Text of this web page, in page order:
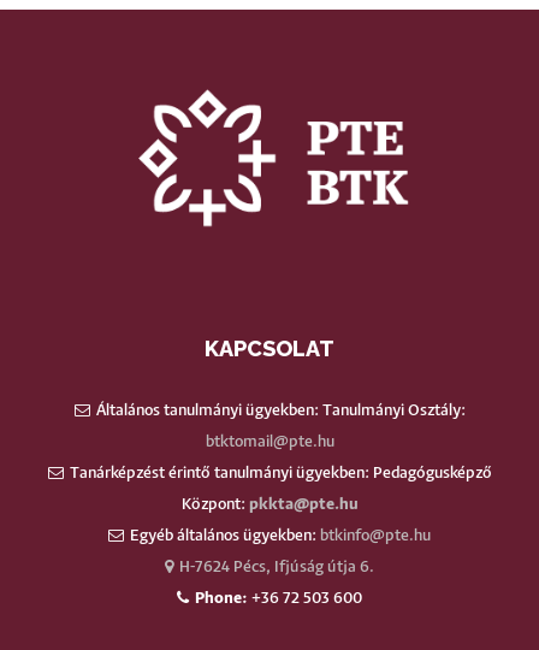
KAPCSOLAT
Általános tanulmányi ügyekben: Tanulmányi Osztály:
btktomail@pte.hu
Tanárképzést érintő tanulmányi ügyekben: Pedagógusképző
Központ: pkkta@pte.hu
Egyéb általános ügyekben: btkinfo@pte.hu
H-7624 Pécs, Ifjúság útja 6.
Phone: +36 72 503 600